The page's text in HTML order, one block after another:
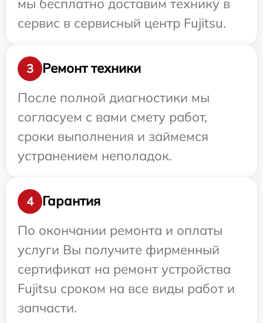
мы бесплатно доставим технику в
сервис в сервисный центр Fujitsu.
3
Ремонт техники
После полной диагностики мы
согласуем с вами смету работ,
сроки выполнения и займемся
устранением неполадок.
4
Гарантия
По окончании ремонта и оплаты
услуги Вы получите фирменный
сертификат на ремонт устройства
Fujitsu сроком на все виды работ и
запчасти.